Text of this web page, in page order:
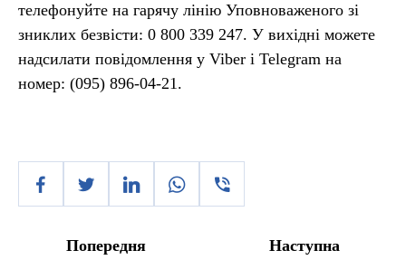
телефонуйте на гарячу лінію Уповноваженого зі
зниклих безвісти: 0 800 339 247. У вихідні можете
надсилати повідомлення у Viber і Telegram на
номер: (095) 896-04-21.
Попередня Наступна